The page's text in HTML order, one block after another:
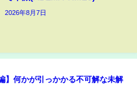
2026年8月7日
】何かが引っかかる不可解な未解